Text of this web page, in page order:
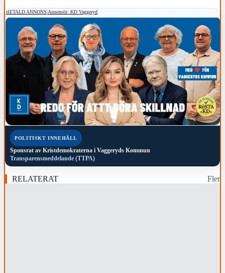
BETALD ANNONS|Annonsör: KD Vaggeryd
POLITISKT INNEHÅLL
Sponsrat av Kristdemokraterna i Vaggeryds Kommun
Transparensmeddelande (TTPA)
RELATERAT Fler